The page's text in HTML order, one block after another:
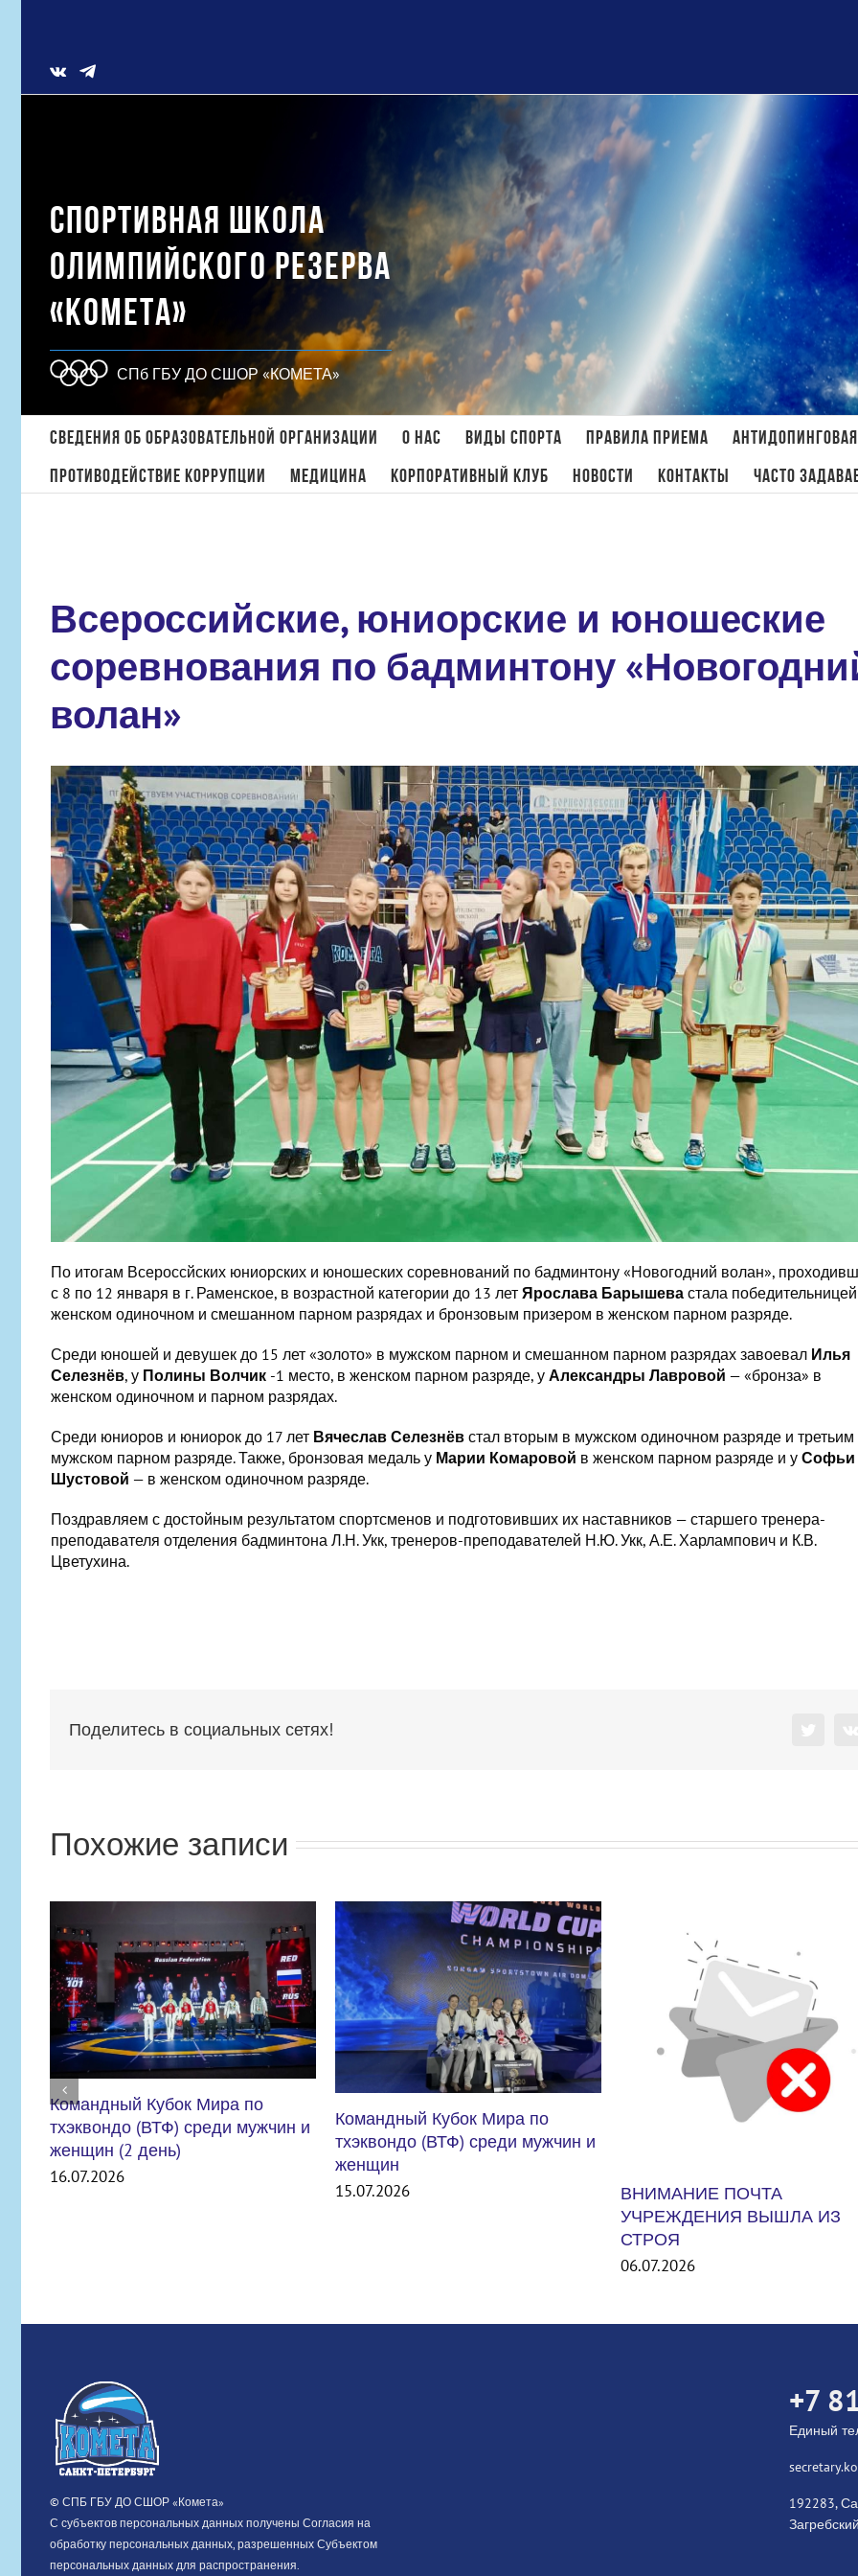
Vk
СПОРТИВНАЯ ШКОЛА
ОЛИМПИЙСКОГО РЕЗЕРВА
«КОМЕТА»
СПб ГБУ ДО СШОР «КОМЕТА»
поиска:
Сведения об образовательной организации О нас Виды спорта Правила приема
Противодействие коррупции
МЕДИЦИНА Корпоративный клуб Новости Контакты Часто
Всероссийские, юниорские и юношеские
соревнования по бадминтону
волан»
По итогам Всероссйских юниорских и юношеских соревнований по бадминтону «Новогодний волан»,
с 8 по 12 января в г. Раменское, в возрастной категории до 13 лет Ярослава Барышева стала
женском одиночном и смешанном парном разрядах и бронзовым призером в женском парном разряде.
Среди юношей и девушек до 15 лет «золото» в мужском парном и смешанном парном разрядах завоевал Илья
Селезнёв, у Полины Волчик -1 место, в женском парном разряде, у Александры Лавровой — «бронза» в
женском одиночном и парном разрядах.
Среди юниоров и юниорок до 17 лет Вячеслав Селезнёв стал вторым в мужском одиночном разряде и третьим
мужском парном разряде. Также, бронзовая медаль у Марии Комаровой в женском парном разряде и у Софьи
Шустовой — в женском одиночном разряде.
Поздравляем с достойным результатом спортсменов и подготовивших их наставников — старшего тренера-
преподавателя отделения бадминтона Л.Н. Укк, тренеров-преподавателей Н.Ю. Укк, А.Е. Харлампович и К.В.
Цветухина.
Поделитесь в социальных сетях!
Похожие записи
Командный Кубок Мира по
тхэквондо (ВТФ) среди мужчин и
женщин
ВНИМАНИЕ ПОЧТА
Международный турнир
States Smash 2026. США
© СПБ ГБУ ДО СШОР «Комета»
С субъектов персональных данных получены Согласия на
обработку персональных данных, разрешенных Субъектом
+7
192283,